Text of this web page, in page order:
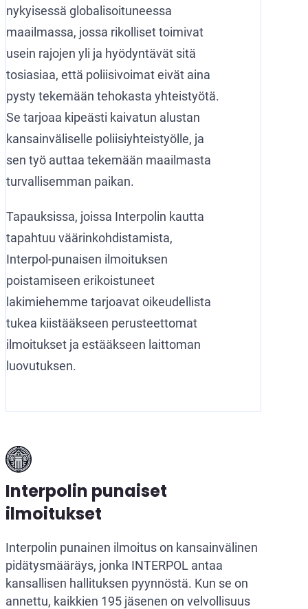
nykyisessä globalisoituneessa
maailmassa, jossa rikolliset toimivat
usein rajojen yli ja hyödyntävät sitä
tosiasiaa, että poliisivoimat eivät aina
pysty tekemään tehokasta yhteistyötä.
Se tarjoaa kipeästi kaivatun alustan
kansainväliselle poliisiyhteistyölle, ja
sen työ auttaa tekemään maailmasta
turvallisemman paikan.
Tapauksissa, joissa Interpolin kautta
tapahtuu väärinkohdistamista,
Interpol-punaisen ilmoituksen
poistamiseen erikoistuneet
lakimiehemme tarjoavat oikeudellista
tukea kiistääkseen perusteettomat
ilmoitukset ja estääkseen laittoman
luovutuksen.
Interpolin punaiset
ilmoitukset
Interpolin punainen ilmoitus on kansainvälinen
pidätysmääräys, jonka INTERPOL antaa
kansallisen hallituksen pyynnöstä. Kun se on
annettu, kaikkien 195 jäsenen on velvollisuus